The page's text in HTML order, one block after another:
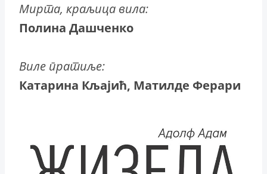
Мирта, краљица вила:
Полина Дашченко
Виле пратиље:
Катарина Кљајић, Матилде Ферари